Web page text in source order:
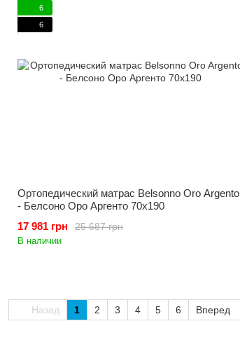
6
6
Ортопедический матрас Belsonno Oro Argento
- Белсоно Оро Аргенто 70x190
25 687 грн
17 981 грн
В наличии
Назад 1 2 3 4 5 6 Вперед